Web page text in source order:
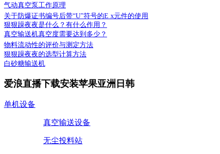
气动真空泵工作原理
关于防爆证书编号后带“U”符号的E x元件的使用
狠狠躁夜夜是什么？有什么作用？
真空输送机真空度需要达到多少？
物料流动性的评价与测定方法
狠狠躁夜夜的选型计算方法
白砂糖输送机
爱浪直播下载安装苹果亚洲日韩
单机设备
真空输送设备
无尘投料站